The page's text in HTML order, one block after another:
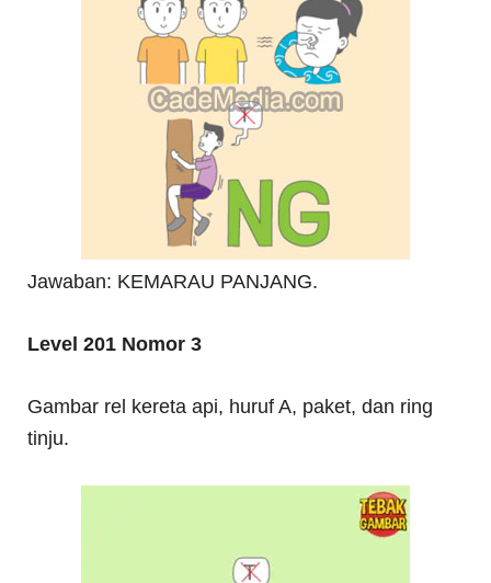
Jawaban: KEMARAU PANJANG.
Level 201 Nomor 3
Gambar rel kereta api, huruf A, paket, dan ring
tinju.